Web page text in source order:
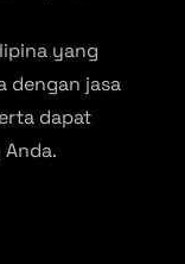
yang
dengan jasa
dapat